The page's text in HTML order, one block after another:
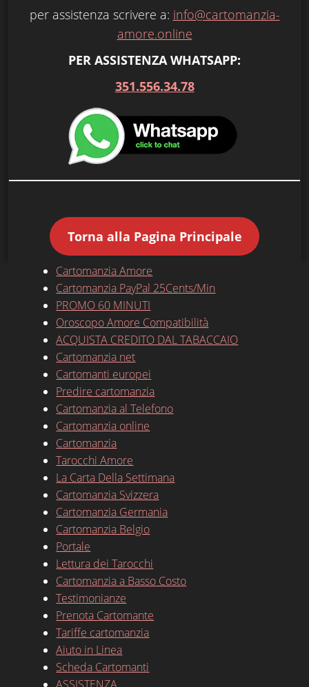
per assistenza scrivere a: info@cartomanzia-
amore.online
PER ASSISTENZA WHATSAPP:
351.556.34.78
Torna alla Pagina Principale
Cartomanzia Amore
Cartomanzia PayPal 25Cents/Min
PROMO 60 MINUTI
Oroscopo Amore Compatibilità
ACQUISTA CREDITO DAL TABACCAIO
Cartomanzia net
Cartomanti europei
Predire cartomanzia
Cartomanzia al Telefono
Cartomanzia online
Cartomanzia
Tarocchi Amore
La Carta Della Settimana
Cartomanzia Svizzera
Cartomanzia Germania
Cartomanzia Belgio
Portale
Lettura dei Tarocchi
Cartomanzia a Basso Costo
Testimonianze
Prenota Cartomante
Tariffe cartomanzia
Aiuto in Linea
Scheda Cartomanti